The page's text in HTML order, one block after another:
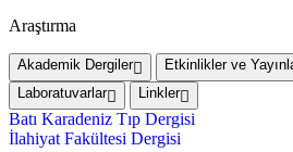
Araştırma
Akademik Dergiler Etkinlikler ve
Laboratuvarlar
Linkler
Batı Karadeniz Tıp Dergisi
İlahiyat Fakültesi Dergisi